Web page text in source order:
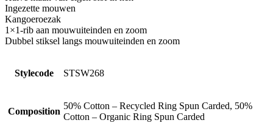
Ingezette mouwen
Kangoeroezak
1×1-rib aan mouwuiteinden en zoom
Dubbel stiksel langs mouwuiteinden en zoom
Stylecode STSW268
Composition
50% Cotton – Recycled Ring Spun Carded, 50%
Cotton – Organic Ring Spun Carded